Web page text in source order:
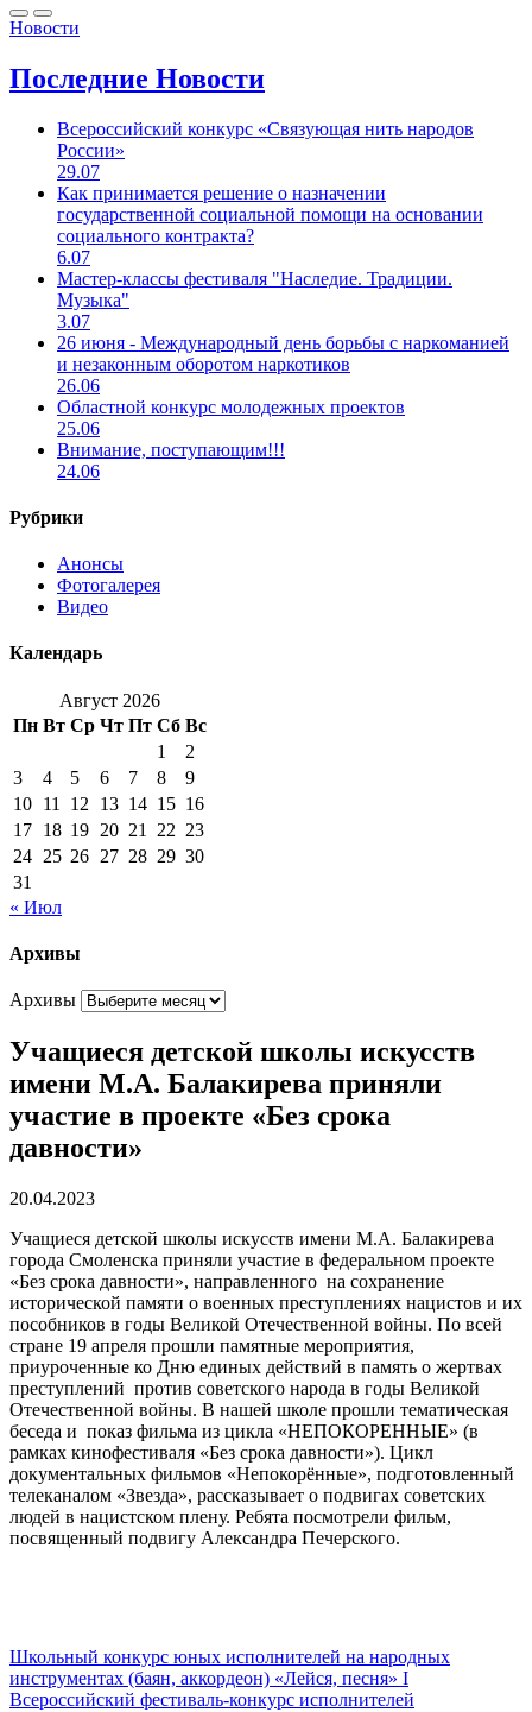
Новости
Последние Новости
Всероссийский конкурс «Связующая нить народов
России»
29.07
Как принимается решение о назначении
государственной социальной помощи на основании
социального контракта?
6.07
Мастер-классы фестиваля "Наследие. Традиции.
Музыка"
3.07
26 июня - Международный день борьбы с наркоманией
и незаконным оборотом наркотиков
26.06
Областной конкурс молодежных проектов
25.06
Внимание, поступающим!!!
24.06
Рубрики
Анонсы
Фотогалерея
Видео
Календарь
Август 2026
Пн Вт Ср Чт Пт Сб Вс
1
2
3
4 5 6 7 8
9
10 11 12 13 14 15 16
17 18 19 20 21 22 23
24 25 26 27 28 29 30
31
« Июл
Архивы
Архивы
Учащиеся детской школы искусств
имени М.А. Балакирева приняли
участие в проекте «Без срока
давности»
20.04.2023
Учащиеся детской школы искусств имени М.А. Балакирева
города Смоленска приняли участие в федеральном проекте
«Без срока давности», направленного на сохранение
исторической памяти о военных преступлениях нацистов и их
пособников в годы Великой Отечественной войны. По всей
стране 19 апреля прошли памятные мероприятия,
приуроченные ко Дню единых действий в память о жертвах
преступлений против советского народа в годы Великой
Отечественной войны. В нашей школе прошли тематическая
беседа и показ фильма из цикла «НЕПОКОРЕННЫЕ» (в
рамках кинофестиваля «Без срока давности»). Цикл
документальных фильмов «Непокорённые», подготовленный
телеканалом «Звезда», рассказывает о подвигах советских
людей в нацистском плену. Ребята посмотрели фильм,
посвященный подвигу Александра Печерского.
Школьный конкурс юных исполнителей на народных
инструментах (баян, аккордеон) «Лейся, песня» I
Всероссийский фестиваль-конкурс исполнителей